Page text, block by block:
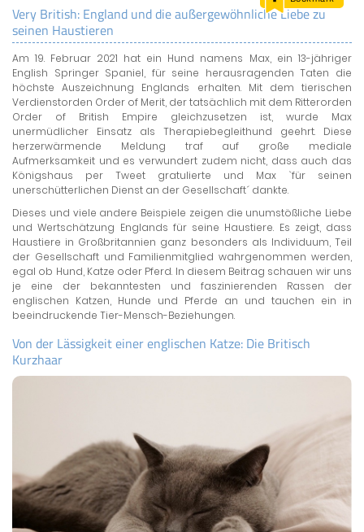
LAND & LEUTE
LERNCENTER
ENGLISCH
ENGLAND ZUHAUSE
BRITISH SHOP
Very British: England und die außergewöhnliche Liebe zu
seinen Haustieren
Am 19. Februar 2021 hat ein Hund namens Max, ein 13-jähriger
English Springer Spaniel, für seine herausragenden Taten die
höchste Auszeichnung Englands erhalten. Mit dem tierischen
Verdienstorden Order of Merit, der tatsächlich mit dem Ritterorden
Order of British Empire gleichzusetzen ist, wurde Max
unermüdlicher Einsatz als Therapiebegleithund geehrt. Diese
herzerwärmende Meldung traf auf große mediale
Aufmerksamkeit und es verwundert zudem nicht, dass auch das
Königshaus per Tweet gratulierte und Max `für seinen
unerschütterlichen Dienst an der Gesellschaft´ dankte.
Dieses und viele andere Beispiele zeigen die unumstößliche Liebe
und Wertschätzung Englands für seine Haustiere. Es zeigt, dass
Haustiere in Großbritannien ganz besonders als Individuum, Teil
der Gesellschaft und Familienmitglied wahrgenommen werden,
egal ob Hund, Katze oder Pferd. In diesem Beitrag schauen wir uns
je eine der bekanntesten und faszinierenden Rassen der
englischen Katzen, Hunde und Pferde an und tauchen ein in
beeindruckende Tier-Mensch-Beziehungen.
Von der Lässigkeit einer englischen Katze: Die Britisch
Kurzhaar